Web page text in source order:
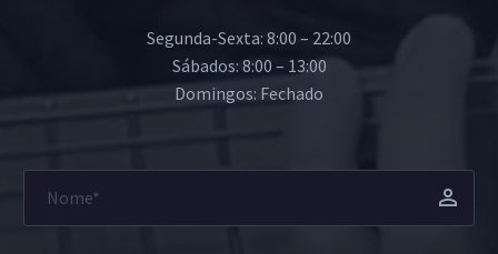
Segunda-Sexta: 8:00 – 22:00
Sábados: 8:00 – 13:00
Domingos: Fechado